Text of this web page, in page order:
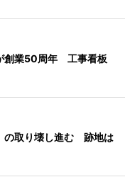
創業50周年 工事看板
の取り壊し進む 跡地は